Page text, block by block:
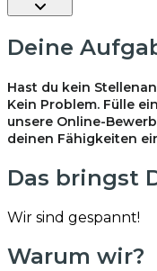
Deine
Hast du kein
Kein Problem. Fülle
unsere Online-
deinen Fähigkeiten
Das bringst
Wir sind gespannt!
Warum wir?